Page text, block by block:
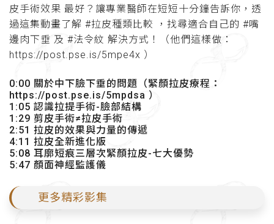
皮手術效果 最好？讓專業醫師在短短十分鐘告訴你，透
過這集動畫了解 #拉皮種類比較 ，找尋適合自己的 #嘴
邊肉下垂 及 #法令紋 解決方式！（他們這樣做：
https://post.pse.is/5mpe4x ）
0:00 關於中下臉下垂的問題（緊顏拉皮療程：
https://post.pse.is/5mpdsa ）
1:05 認識拉提手術-臉部結構
1:29 剪皮手術≠拉皮手術
2:51 拉皮的效果與力量的傳遞
4:11 拉皮全新進化版
5:08 耳廓短痕三層次緊顏拉皮-七大優勢
5:47 顏面神經監護儀
更多精彩影集